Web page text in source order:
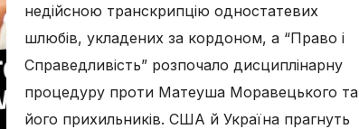
Моравецького та зустріч Трампа
й Зеленського: головні новини
середи, 29 липня
недійсною транскрипцію одностатевих
шлюбів, укладених за кордоном, а “Право і
Справедливість” розпочало дисциплінарну
процедуру проти Матеуша Моравецького та
його прихильників. США й Україна прагнуть